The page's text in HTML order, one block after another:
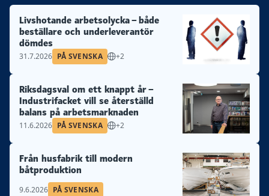
Livshotande arbetsolycka – både
beställare och underleverantör
dömdes
31.7.2026 PÅ SVENSKA +2
Riksdagsval om ett knappt år –
Industrifacket vill se återställd
balans på arbetsmarknaden
11.6.2026 PÅ SVENSKA +2
Från husfabrik till modern
båtproduktion
9.6.2026 PÅ SVENSKA